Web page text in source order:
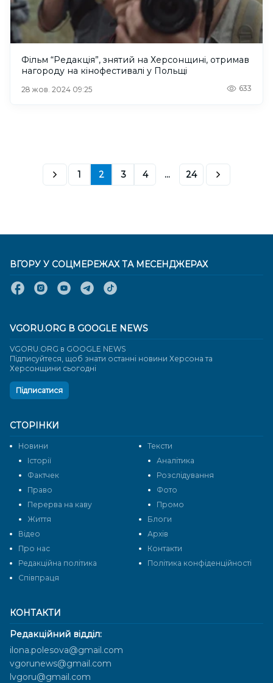
Фільм “Редакція”, знятий на Херсонщині, отримав
нагороду на кінофестивалі у Польщі
28 жов. 2024 09:25 633
1 2 3 4 ... 24
КОНТАКТИ
Редакційний відділ:
ilona.polesova@gmail.com
vgorunews@gmail.com
lvgoru@gmail.com
СТОРІНКИ
Новини
Тексти
Історії
Аналітика
Фактчек
Розслідування
Право
Фото
Перерва на каву
Промо
Життя
Блоги
Відео
Архів
Про нас
Контакти
Редакційна політика
Політика конфіденційності
Cпівпраця
ВГОРУ У СОЦМЕРЕЖАХ ТА МЕСЕНДЖЕРАХ
VGORU.ORG В GOOGLE NEWS
VGORU.ORG в GOOGLE NEWS
Підписуйтеся, щоб знати останні новини Херсона та
Херсонщини сьогодні
Підписатися